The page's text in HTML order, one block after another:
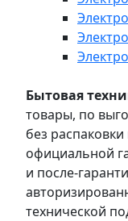
Бытовая
товары, по
без распаковки
официальной
и после-
технической